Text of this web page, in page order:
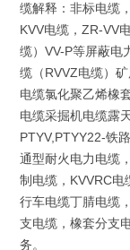
缆解释：非标电缆
KVV电缆，ZR-VV
缆）VV-P等屏蔽电
缆（RVVZ电缆）
电缆氯化聚乙烯橡
电缆采掘机电缆露
PTYV,PTYY22-铁
通型耐火电力电缆
制电缆，KVVRC
行车电缆丁腈电缆
支电缆，橡套分支
务。